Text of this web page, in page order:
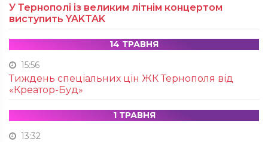
У Тернополі із великим літнім концертом
виступить YAKTAK
14 ТРАВНЯ
15:56
Тиждень спеціальних цін ЖК Тернополя від
«Креатор-Буд»
1 ТРАВНЯ
13:32